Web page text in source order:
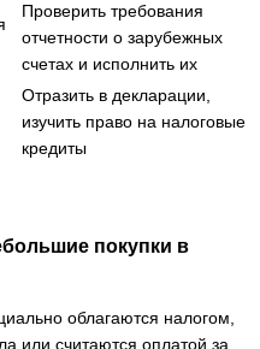
Проверить требования
отчетности о зарубежных
счетах и исполнить их
Отразить в декларации,
изучить право на налоговые
кредиты
покупки в
облагаются налогом,
или считаются оплатой за